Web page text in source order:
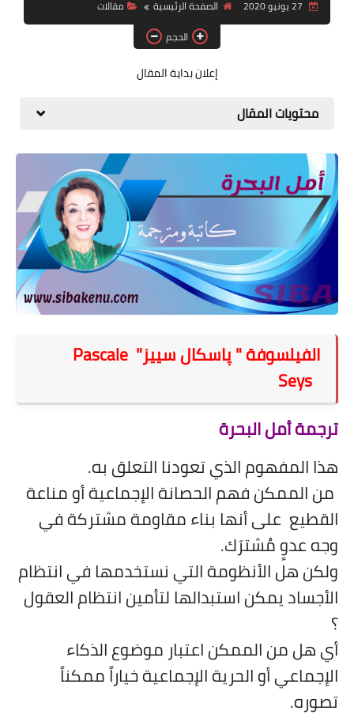
قصة قصيرة جداً
حوارات
فنون
شخصيات
ذاكرة كوباني
مواهب جديدة
على مقام سبا
أعداد جريدة سبا
الصفحة الرئيسية
مقالات
الحجم
إعلان بداية المقال
محتويات المقال
الفيلسوفة " پاسكال سييز" Pascale
Seys
ترجمة أمل البحرة
هذا المفهوم الذي تعودنا التعلق به.
من الممكن فهم الحصانة الإجماعية أو مناعة
القطيع على أنها بناء مقاومة مشتركة في
وجه عدوٍ مُشترَك.
ولكن هل الأنظومة التي نستخدمها في انتظام
الأجساد يمكن استبدالها لتأمين انتظام العقول
؟
أي هل من الممكن اعتبار موضوع الذكاء
الإجماعي أو الحرية الإجماعية خياراً ممكناً
تصوره.